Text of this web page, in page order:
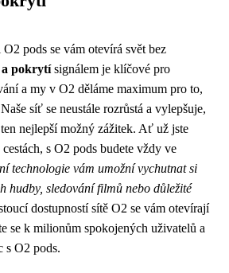
pods se vám otevírá svět bez
a pokrytísignálem je klíčové pro
a my v O2 děláme maximum pro to,
síť se neustále rozrůstá a vylepšuje,
nejlepší možný zážitek. Ať už jste
s O2 pods budete vždy ve
technologie vám umožní vychutnat si
hudby, sledování filmů nebo důležité
dostupností sítě O2 se vám otevírají
se k milionům spokojených uživatelů a
s O2 pods.